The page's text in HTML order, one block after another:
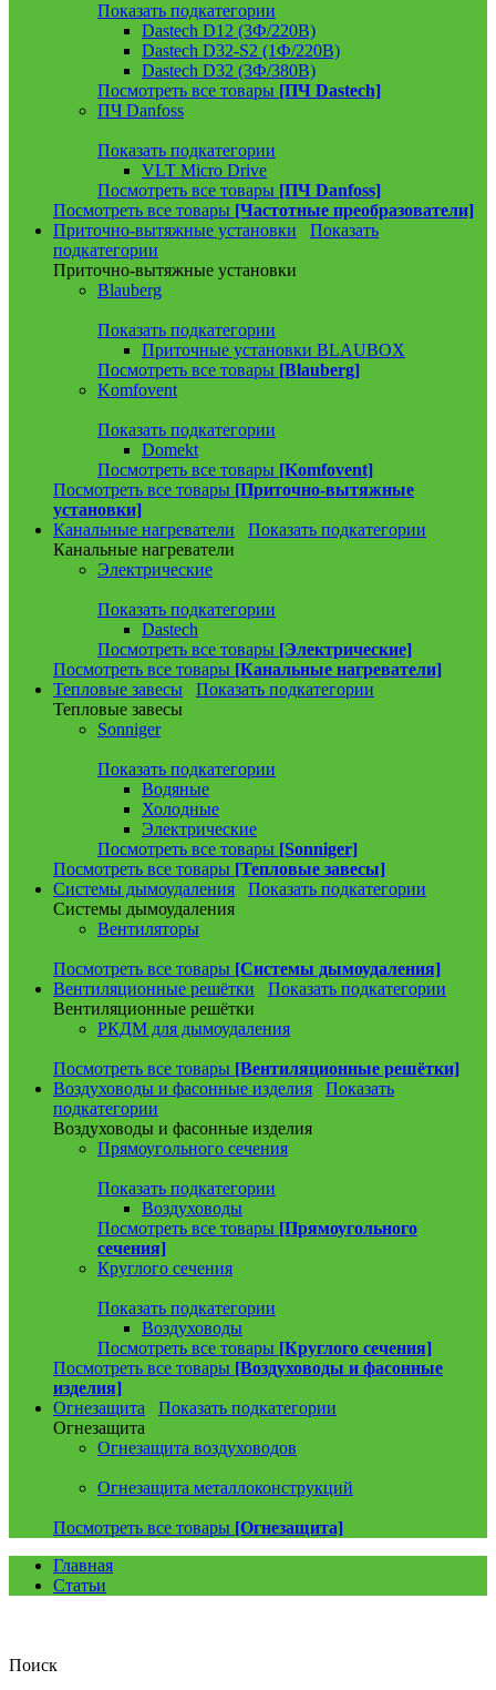
Показать подкатегории
Dastech D12 (3Ф/220В)
Dastech D32-S2 (1Ф/220В)
Dastech D32 (3Ф/380В)
Посмотреть все товары [ПЧ Dastech]
ПЧ Danfoss
Показать подкатегории
VLT Micro Drive
Посмотреть все товары [ПЧ Danfoss]
Посмотреть все товары [Частотные преобразователи]
Приточно-вытяжные установки
Показать
подкатегории
Приточно-вытяжные установки
Blauberg
Показать подкатегории
Приточные установки BLAUBOX
Посмотреть все товары [Blauberg]
Komfovent
Показать подкатегории
Domekt
Посмотреть все товары [Komfovent]
Посмотреть все товары [Приточно-вытяжные
установки]
Канальные нагреватели
Показать подкатегории
Канальные нагреватели
Электрические
Показать подкатегории
Dastech
Посмотреть все товары [Электрические]
Посмотреть все товары [Канальные нагреватели]
Тепловые завесы
Показать подкатегории
Тепловые завесы
Sonniger
Показать подкатегории
Водяные
Холодные
Электрические
Посмотреть все товары [Sonniger]
Посмотреть все товары [Тепловые завесы]
Системы дымоудаления
Показать подкатегории
Системы дымоудаления
Вентиляторы
Посмотреть все товары [Системы дымоудаления]
Вентиляционные решётки
Показать подкатегории
Вентиляционные решётки
РКДМ для дымоудаления
Посмотреть все товары [Вентиляционные решётки]
Воздуховоды и фасонные изделия
Показать
подкатегории
Воздуховоды и фасонные изделия
Прямоугольного сечения
Показать подкатегории
Воздуховоды
Посмотреть все товары [Прямоугольного
сечения]
Круглого сечения
Показать подкатегории
Воздуховоды
Посмотреть все товары [Круглого сечения]
Посмотреть все товары [Воздуховоды и фасонные
изделия]
Огнезащита
Показать подкатегории
Огнезащита
Огнезащита воздуховодов
Огнезащита металлоконструкций
Посмотреть все товары [Огнезащита]
Главная
Статьи
Поиск